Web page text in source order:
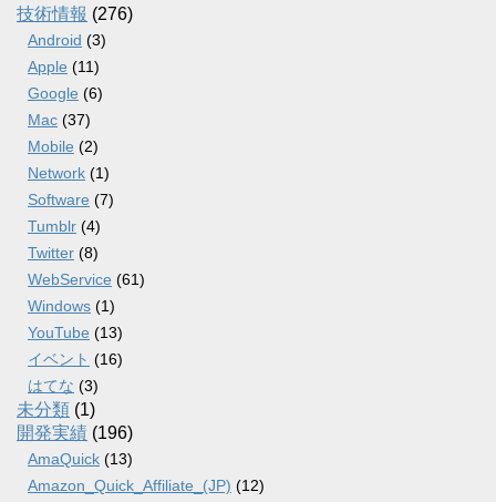
技術情報 (276)
Android (3)
Apple (11)
Google (6)
Mac (37)
Mobile (2)
Network (1)
Software (7)
Tumblr (4)
Twitter (8)
WebService (61)
Windows (1)
YouTube (13)
イベント (16)
はてな (3)
未分類 (1)
開発実績 (196)
AmaQuick (13)
Amazon_Quick_Affiliate_(JP) (12)